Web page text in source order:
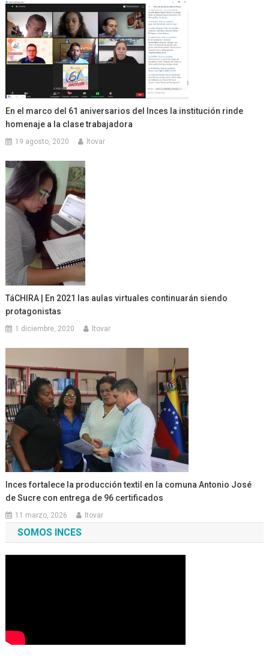
En el marco del 61 aniversarios del Inces la institución rinde
homenaje a la clase trabajadora
19 agosto, 2020 ltovar
TáCHIRA | En 2021 las aulas virtuales continuarán siendo
protagonistas
1 diciembre, 2020 ltovar
Inces fortalece la producción textil en la comuna Antonio José
de Sucre con entrega de 96 certificados
11 marzo, 2026 ltovar
SOMOS INCES